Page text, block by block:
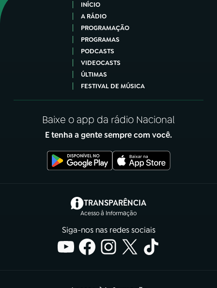
INÍCIO
A RÁDIO
PROGRAMAÇÃO
PROGRAMAS
PODCASTS
VIDEOCASTS
ÚLTIMAS
FESTIVAL DE MÚSICA
Baixe o app da rádio Nacional
E tenha a gente sempre com você.
TRANSPARÊNCIA
Acesso à Informação
(abre em nova aba)
Siga-nos nas redes sociais